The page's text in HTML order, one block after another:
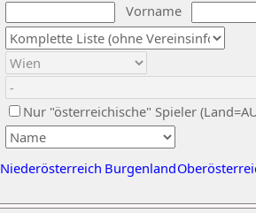
Vorname
Nur "österreichische" Spieler
Niederösterreich Burgenland